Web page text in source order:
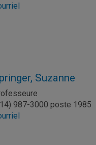
Suzanne
987-3000 poste 1985